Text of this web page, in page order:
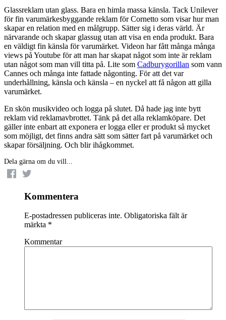
Glassreklam utan glass. Bara en himla massa känsla. Tack Unilever
för fin varumärkesbyggande reklam för Cornetto som visar hur man
skapar en relation med en målgrupp. Sätter sig i deras värld. Är
närvarande och skapar glassug utan att visa en enda produkt. Bara
en väldigt fin känsla för varumärket. Videon har fått många många
views på Youtube för att man har skapat något som inte är reklam
utan något som man vill titta på. Lite som Cadburygorillan som vann
Cannes och många inte fattade någonting. För att det var
underhållning, känsla och känsla – en nyckel att få någon att gilla
varumärket.
En skön musikvideo och logga på slutet. Då hade jag inte bytt
reklam vid reklamavbrottet. Tänk på det alla reklamköpare. Det
gäller inte enbart att exponera er logga eller er produkt så mycket
som möjligt, det finns andra sätt som sätter fart på varumärket och
skapar försäljning. Och blir ihågkommet.
Dela gärna om du vill...
Kommentera
E-postadressen publiceras inte. Obligatoriska fält är
märkta *
Kommentar